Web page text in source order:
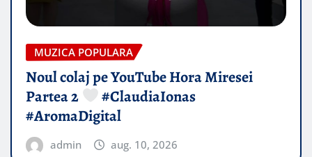
MUZICA POPULARA
Noul colaj pe YouTube Hora Miresei
Partea 2
#ClaudiaIonas
#AromaDigital
admin aug. 10, 2026